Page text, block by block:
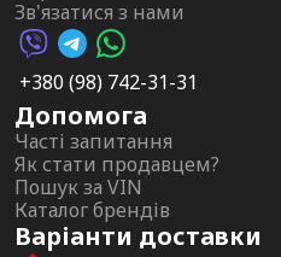
Зв'язатися з нами
Viber AutoPalma
Telegram AutoPalma
WhatsApp AutoPalma
+380 (98) 742-31-31
Допомога
Часті запитання
Як стати продавцем?
Пошук за VIN
Каталог брендів
Варіанти доставки